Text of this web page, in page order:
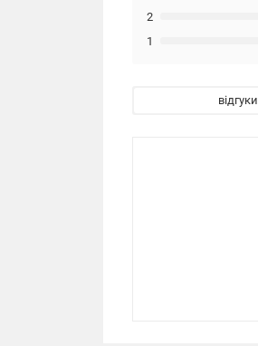
1
2
відгуки